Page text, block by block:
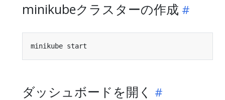
minikubeクラスターの作成
ダッシュボードを開く